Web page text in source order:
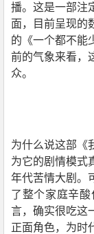
播。这是一部注
面，目前呈现的
的《一个都不能
前的气象来看，
众。
为什么说这部《
为它的剧情模式
年代苦情大剧。
了整个家庭辛
言，确实很吃这
正面角色，为时